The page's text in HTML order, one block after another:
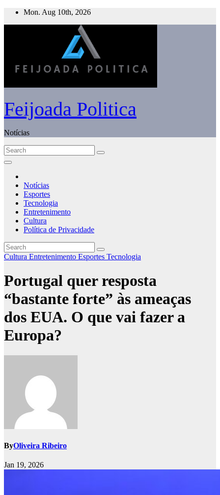
Skip
Mon. Aug 10th, 2026
Feijoada Politica
Notícias
Notícias
Esportes
Tecnologia
Entretenimento
Cultura
Política de Privacidade
Cultura Entretenimento Esportes Tecnologia
Portugal quer resposta
“bastante forte” às ameaças
dos EUA. O que vai fazer a
Europa?
ByOliveira Ribeiro
Jan 19, 2026